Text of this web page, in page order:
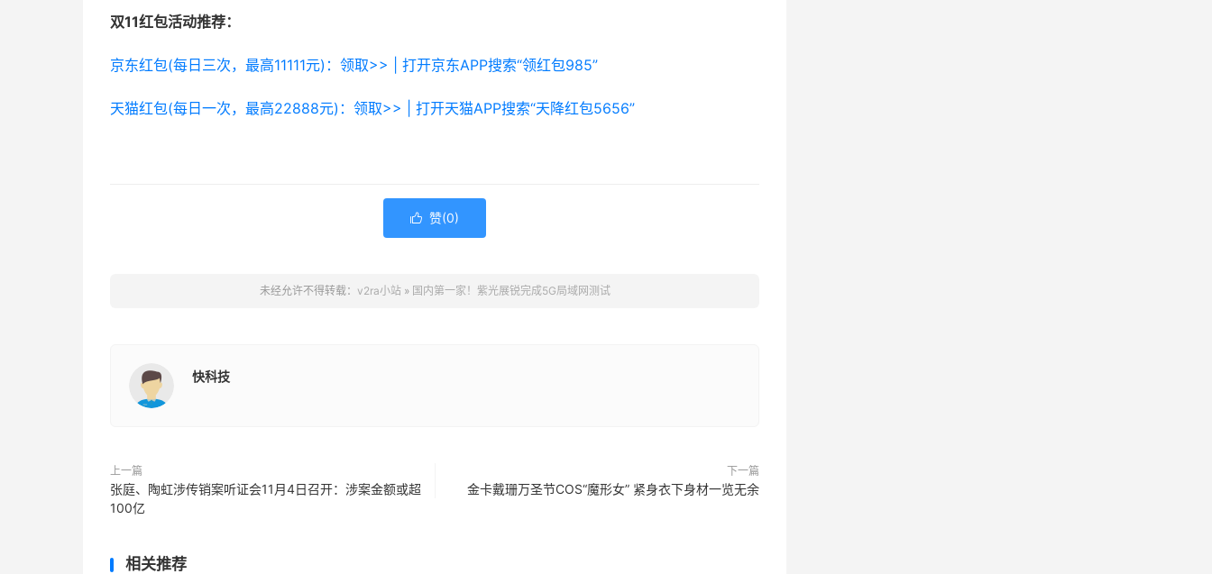
双11红包活动推荐：
京东红包(每日三次，最高11111元)：领取>> | 打开京东APP搜索“领红包985”
天猫红包(每日一次，最高22888元)：领取>> | 打开天猫APP搜索“天降红包5656”
 赞(0)
未经允许不得转载： v2ra小站» 国内第一家！紫光展锐完成5G局域网测试
快科技
上一篇
张庭、陶虹涉传销案听证会11月4日召开：涉案金额或超
100亿
下一篇
金卡戴珊万圣节COS“魔形女” 紧身衣下身材一览无余
相关推荐